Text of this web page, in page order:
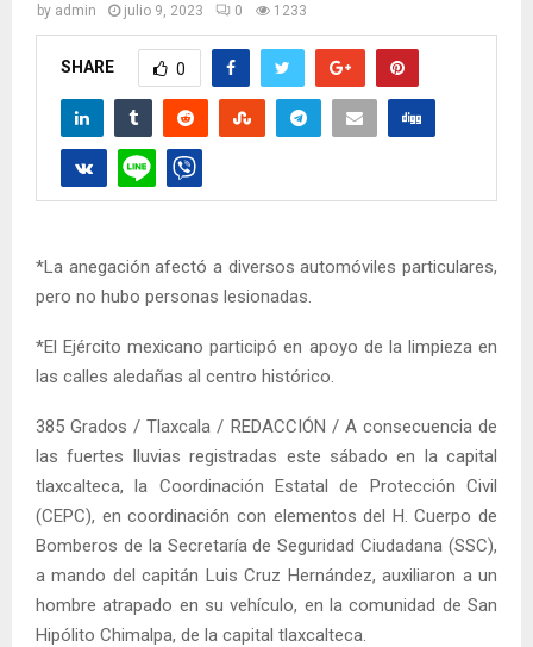
by admin julio 9, 2023 0 1233
SHARE 0
*La anegación afectó a diversos automóviles particulares,
pero no hubo personas lesionadas.
*El Ejército mexicano participó en apoyo de la limpieza en
las calles aledañas al centro histórico.
385 Grados / Tlaxcala / REDACCIÓN / A consecuencia de
las fuertes lluvias registradas este sábado en la capital
tlaxcalteca, la Coordinación Estatal de Protección Civil
(CEPC), en coordinación con elementos del H. Cuerpo de
Bomberos de la Secretaría de Seguridad Ciudadana (SSC),
a mando del capitán Luis Cruz Hernández, auxiliaron a un
hombre atrapado en su vehículo, en la comunidad de San
Hipólito Chimalpa, de la capital tlaxcalteca.